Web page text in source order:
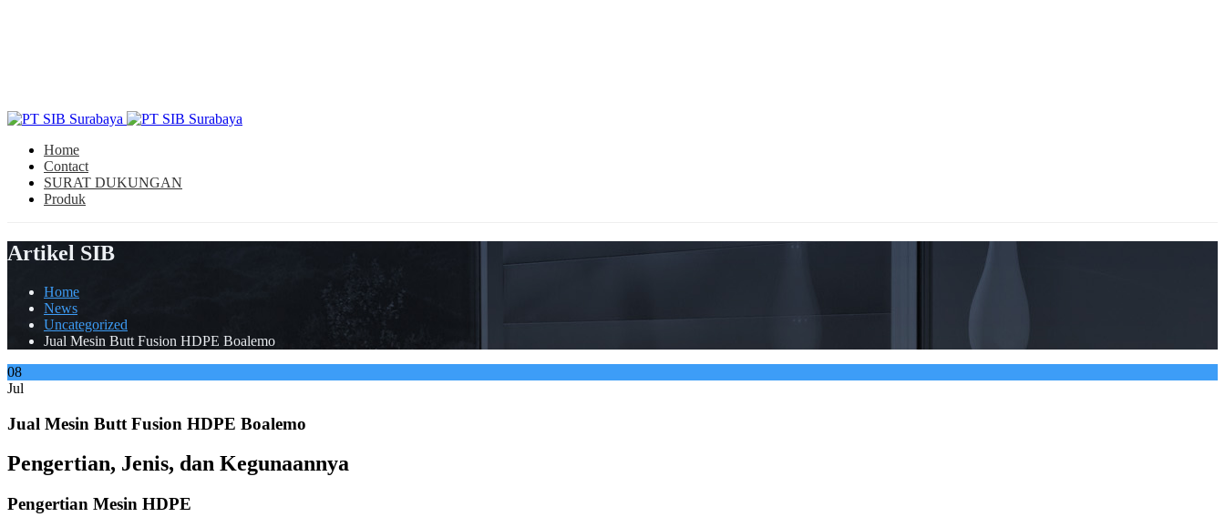
Home
Contact
SURAT DUKUNGAN
Produk
Artikel SIB
Home
News
Uncategorized
Jual Mesin Butt Fusion HDPE Boalemo
08
Jul
Jual Mesin Butt Fusion HDPE Boalemo
Pengertian, Jenis, dan Kegunaannya
Pengertian Mesin HDPE